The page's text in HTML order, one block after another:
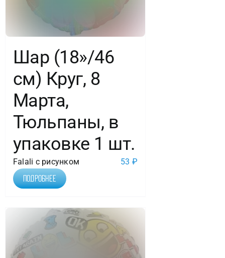
Шар (18»/46
см) Круг, 8
Марта,
Тюльпаны, в
упаковке 1 шт.
Falali с рисунком 53 ₽
Подробнее